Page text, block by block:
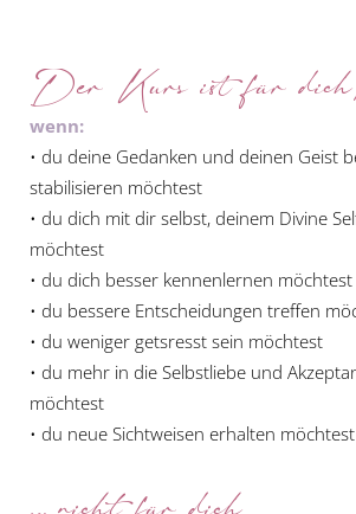
Der Kurs ist für
wenn:
• du deine Gedanken und deinen Geist
stabilisieren möchtest
• du dich mit dir selbst, deinem Divine
möchtest
• du dich besser kennenlernen möchtest
• du bessere Entscheidungen treffen
• du weniger getsresst sein möchtest
• du mehr in die Selbstliebe und
möchtest
• du neue Sichtweisen erhalten möchtest